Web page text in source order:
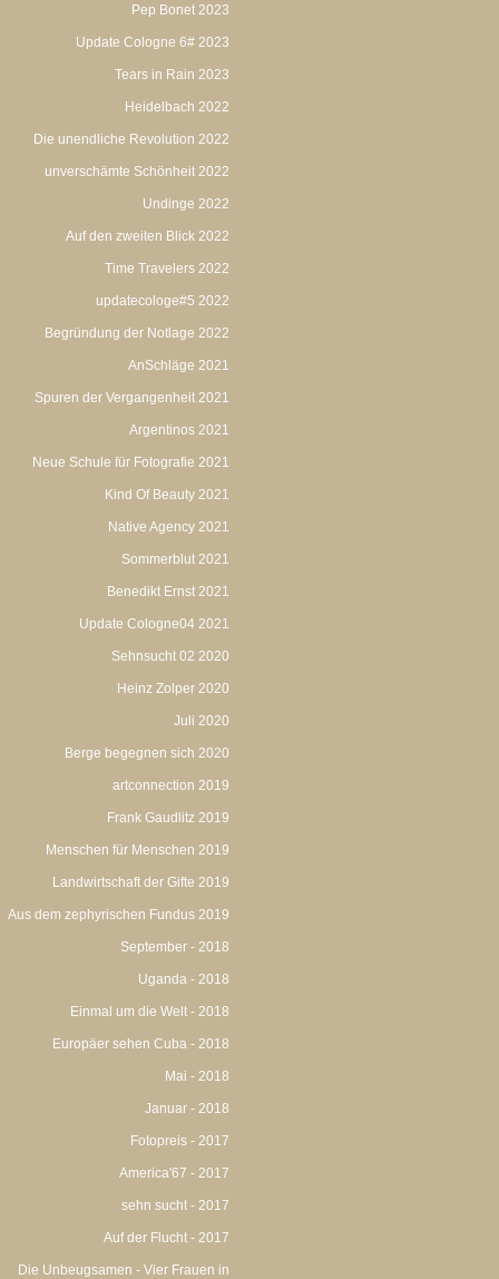
Pep Bonet 2023
Update Cologne 6# 2023
Tears in Rain 2023
Heidelbach 2022
Die unendliche Revolution 2022
unverschämte Schönheit 2022
Undinge 2022
Auf den zweiten Blick 2022
Time Travelers 2022
updatecologe#5 2022
Begründung der Notlage 2022
AnSchläge 2021
Spuren der Vergangenheit 2021
Argentinos 2021
Neue Schule für Fotografie 2021
Kind Of Beauty 2021
Native Agency 2021
Sommerblut 2021
Benedikt Ernst 2021
Update Cologne04 2021
Sehnsucht 02 2020
Heinz Zolper 2020
Juli 2020
Berge begegnen sich 2020
artconnection 2019
Frank Gaudlitz 2019
Menschen für Menschen 2019
Landwirtschaft der Gifte 2019
Aus dem zephyrischen Fundus 2019
September - 2018
Uganda - 2018
Einmal um die Welt - 2018
Europäer sehen Cuba - 2018
Mai - 2018
Januar - 2018
Fotopreis - 2017
America'67 - 2017
sehn sucht - 2017
Auf der Flucht - 2017
Die Unbeugsamen - Vier Frauen in